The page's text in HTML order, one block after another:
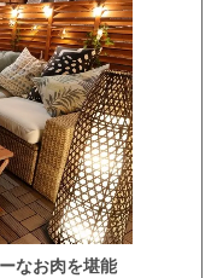
なお肉を堪能